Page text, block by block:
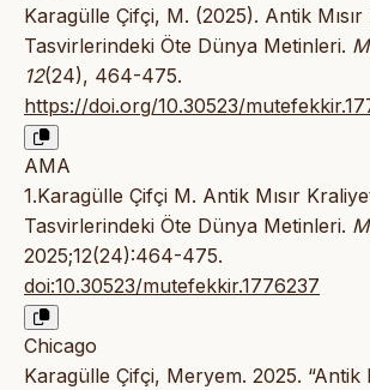
Karagülle Çifçi, M. (2025). Antik
Tasvirlerindeki Öte Dünya Metinleri.
12(24), 464-475.
https://doi.org/10.30523/
AMA
1.Karagülle Çifçi M. Antik Mısır
Tasvirlerindeki Öte Dünya Metinleri.
2025;12(24):464-475.
doi:10.30523/mutefekkir.1776237
Chicago
Karagülle Çifçi, Meryem. 2025. “Antik